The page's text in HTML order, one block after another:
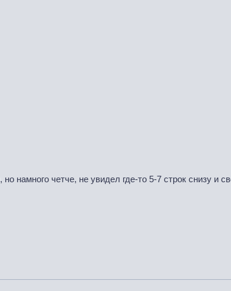
намного четче, не увидел где-то 5-7 строк снизу и